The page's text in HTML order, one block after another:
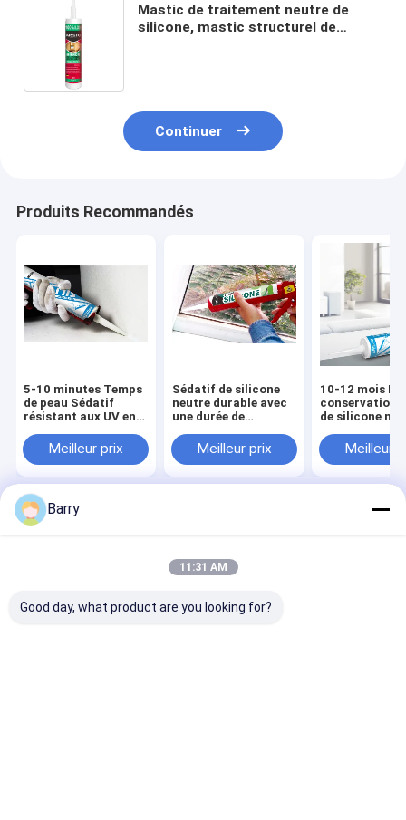
Mastic de traitement neutre de
silicone, mastic structurel de
Continuer
Produits Recommandés
5-10 minutes Temps
de peau Sédatif
résistant aux UV en
à l'eau avec 24
heures de
complète pour une
utilisation en
intérieur et en
extérieur
Meilleur prix
Sédatif de silicone
neutre durable avec
une durée de
12 mois, un
durcissement
et une résistance à la
Meilleur prix
10-12 mois
conservation
de silicone
plastique et à
température
Meilleur
Plan du site
Politique de confidentialité
peinture de jet de tissuUsine De Chine.Copyright © 2026
Aristo Industries Corporation Limited. All Rights Reserved.
Barry
11:31 AM
Good day, what product are you looking for?